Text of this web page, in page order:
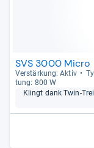
SVS 3000 Micro
Ver­stär­kung: Aktiv
tung: 800 W
Klingt dank Twin-​